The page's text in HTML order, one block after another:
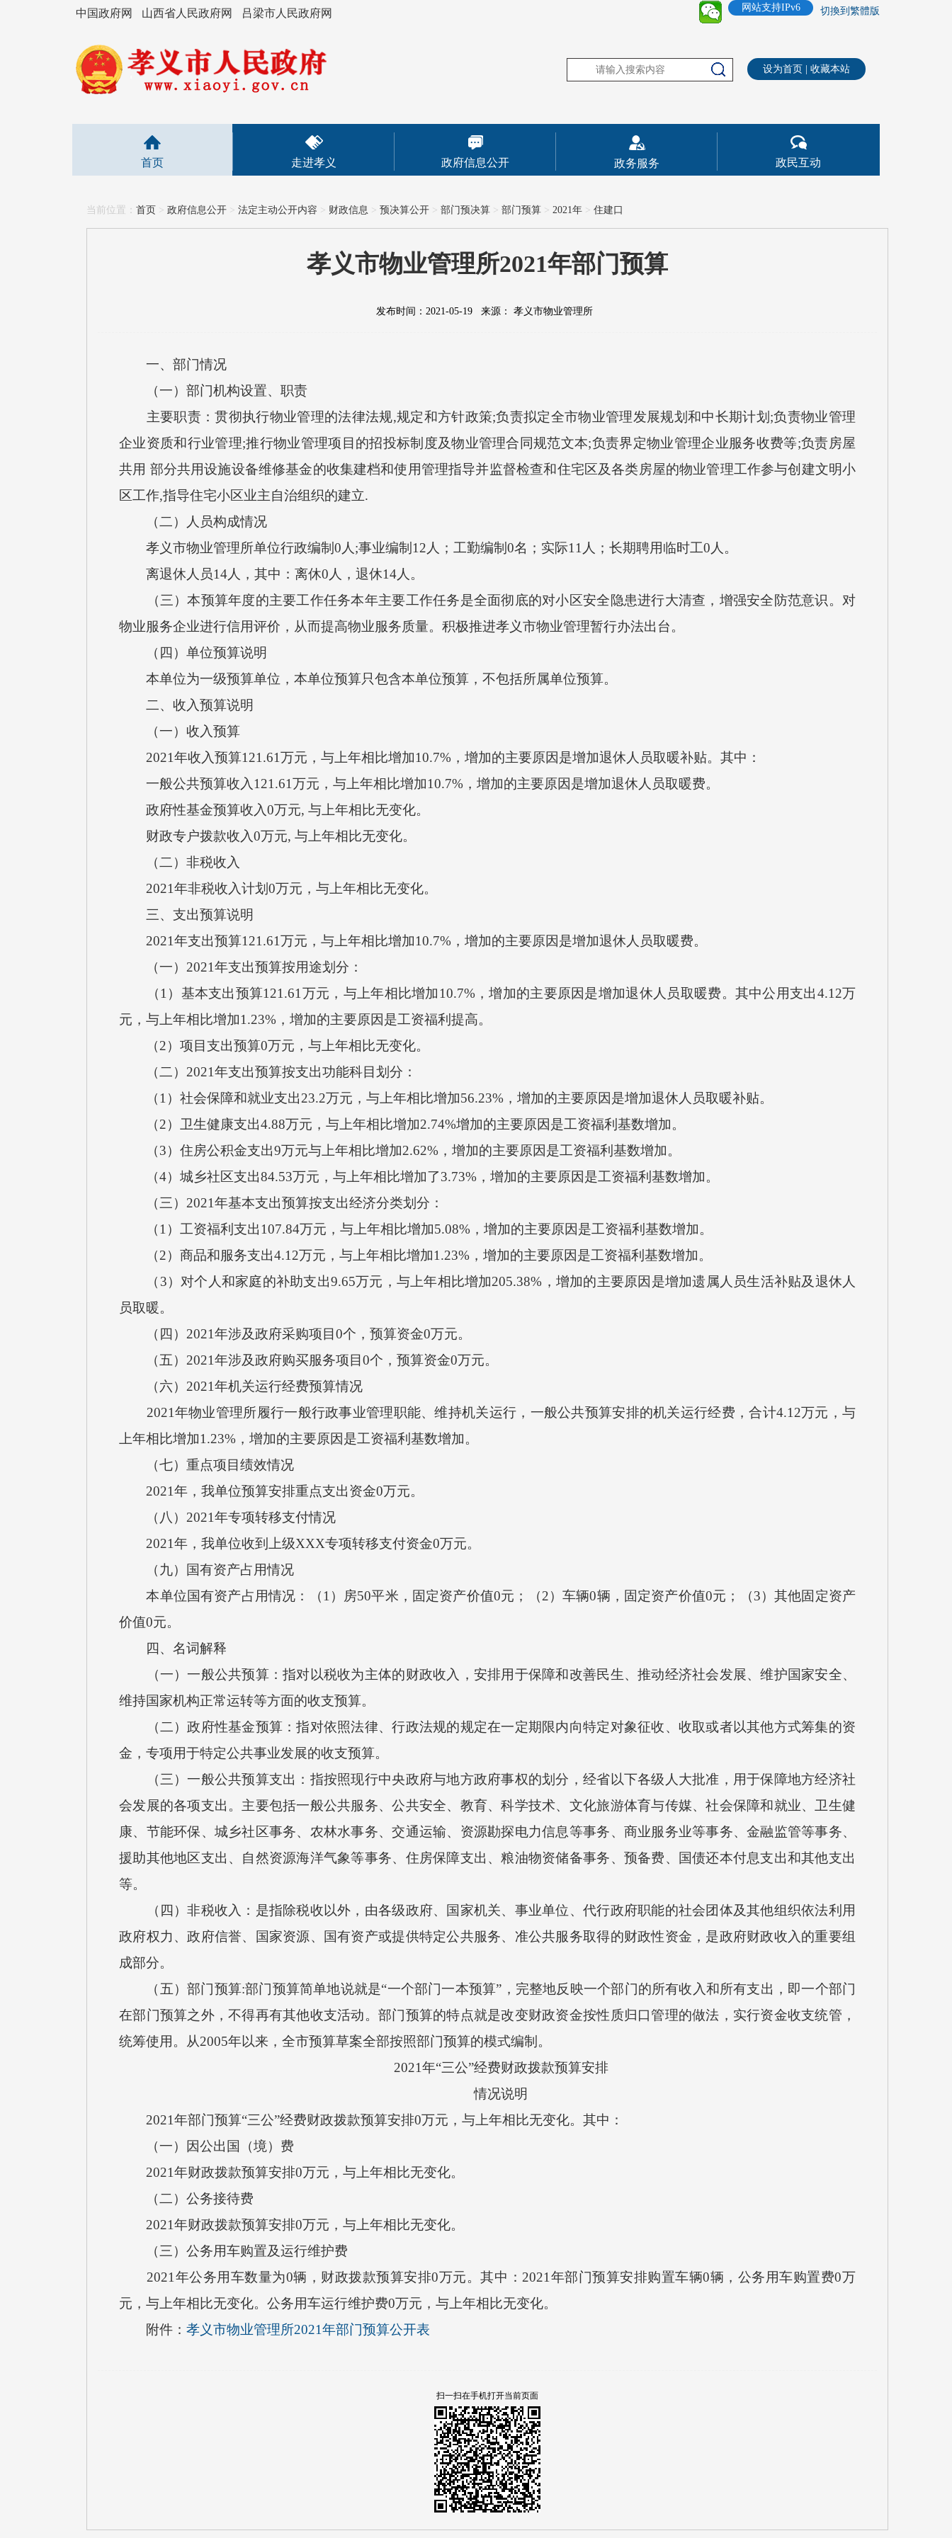
中国政府网 山西省人民政府网 吕梁市人民政府网 切換到繁體版
网站支持IPv6
设为首页 收藏本站
首页 走进孝义 政府信息公开 政务服务 政民互动
当前位置： 首页 > 政府信息公开 > 法定主动公开内容 > 财政信息 > 预决算公开 > 部门预决算 > 部门预算 > 2021年 > 住建口
孝义市物业管理所2021年部门预算
发布时间：2021-05-19 来源： 孝义市物业管理所
一、部门情况
（一）部门机构设置、职责
主要职责：贯彻执行物业管理的法律法规,规定和方针政策;负责拟定全市物业管理发展规划和中长期计划;负责物业管理
企业资质和行业管理;推行物业管理项目的招投标制度及物业管理合同规范文本;负责界定物业管理企业服务收费等;负责房屋
共用 部分共用设施设备维修基金的收集建档和使用管理指导并监督检查和住宅区及各类房屋的物业管理工作参与创建文明小
区工作,指导住宅小区业主自治组织的建立.
（二）人员构成情况
孝义市物业管理所单位行政编制0人;事业编制12人；工勤编制0名；实际11人；长期聘用临时工0人。
离退休人员14人，其中：离休0人，退休14人。
（三）本预算年度的主要工作任务本年主要工作任务是全面彻底的对小区安全隐患进行大清查，增强安全防范意识。对
物业服务企业进行信用评价，从而提高物业服务质量。积极推进孝义市物业管理暂行办法出台。
（四）单位预算说明
本单位为一级预算单位，本单位预算只包含本单位预算，不包括所属单位预算。
二、收入预算说明
（一）收入预算
2021年收入预算121.61万元，与上年相比增加10.7%，增加的主要原因是增加退休人员取暖补贴。其中：
一般公共预算收入121.61万元，与上年相比增加10.7%，增加的主要原因是增加退休人员取暖费。
政府性基金预算收入0万元, 与上年相比无变化。
财政专户拨款收入0万元, 与上年相比无变化。
（二）非税收入
2021年非税收入计划0万元，与上年相比无变化。
三、支出预算说明
2021年支出预算121.61万元，与上年相比增加10.7%，增加的主要原因是增加退休人员取暖费。
（一）2021年支出预算按用途划分：
（1）基本支出预算121.61万元，与上年相比增加10.7%，增加的主要原因是增加退休人员取暖费。其中公用支出4.12万
元，与上年相比增加1.23%，增加的主要原因是工资福利提高。
（2）项目支出预算0万元，与上年相比无变化。
（二）2021年支出预算按支出功能科目划分：
（1）社会保障和就业支出23.2万元，与上年相比增加56.23%，增加的主要原因是增加退休人员取暖补贴。
（2）卫生健康支出4.88万元，与上年相比增加2.74%增加的主要原因是工资福利基数增加。
（3）住房公积金支出9万元与上年相比增加2.62%，增加的主要原因是工资福利基数增加。
（4）城乡社区支出84.53万元，与上年相比增加了3.73%，增加的主要原因是工资福利基数增加。
（三）2021年基本支出预算按支出经济分类划分：
（1）工资福利支出107.84万元，与上年相比增加5.08%，增加的主要原因是工资福利基数增加。
（2）商品和服务支出4.12万元，与上年相比增加1.23%，增加的主要原因是工资福利基数增加。
（3）对个人和家庭的补助支出9.65万元，与上年相比增加205.38%，增加的主要原因是增加遗属人员生活补贴及退休人
员取暖。
（四）2021年涉及政府采购项目0个，预算资金0万元。
（五）2021年涉及政府购买服务项目0个，预算资金0万元。
（六）2021年机关运行经费预算情况
2021年物业管理所履行一般行政事业管理职能、维持机关运行，一般公共预算安排的机关运行经费，合计4.12万元，与
上年相比增加1.23%，增加的主要原因是工资福利基数增加。
（七）重点项目绩效情况
2021年，我单位预算安排重点支出资金0万元。
（八）2021年专项转移支付情况
2021年，我单位收到上级XXX专项转移支付资金0万元。
（九）国有资产占用情况
本单位国有资产占用情况：（1）房50平米，固定资产价值0元；（2）车辆0辆，固定资产价值0元；（3）其他固定资产
价值0元。
四、名词解释
（一）一般公共预算：指对以税收为主体的财政收入，安排用于保障和改善民生、推动经济社会发展、维护国家安全、
维持国家机构正常运转等方面的收支预算。
（二）政府性基金预算：指对依照法律、行政法规的规定在一定期限内向特定对象征收、收取或者以其他方式筹集的资
金，专项用于特定公共事业发展的收支预算。
（三）一般公共预算支出：指按照现行中央政府与地方政府事权的划分，经省以下各级人大批准，用于保障地方经济社
会发展的各项支出。主要包括一般公共服务、公共安全、教育、科学技术、文化旅游体育与传媒、社会保障和就业、卫生健
康、节能环保、城乡社区事务、农林水事务、交通运输、资源勘探电力信息等事务、商业服务业等事务、金融监管等事务、
援助其他地区支出、自然资源海洋气象等事务、住房保障支出、粮油物资储备事务、预备费、国债还本付息支出和其他支出
等。
（四）非税收入：是指除税收以外，由各级政府、国家机关、事业单位、代行政府职能的社会团体及其他组织依法利用
政府权力、政府信誉、国家资源、国有资产或提供特定公共服务、准公共服务取得的财政性资金，是政府财政收入的重要组
成部分。
（五）部门预算:部门预算简单地说就是“一个部门一本预算”，完整地反映一个部门的所有收入和所有支出，即一个部门
在部门预算之外，不得再有其他收支活动。部门预算的特点就是改变财政资金按性质归口管理的做法，实行资金收支统管，
统筹使用。从2005年以来，全市预算草案全部按照部门预算的模式编制。
2021年“三公”经费财政拨款预算安排
情况说明
2021年部门预算“三公”经费财政拨款预算安排0万元，与上年相比无变化。其中：
（一）因公出国（境）费
2021年财政拨款预算安排0万元，与上年相比无变化。
（二）公务接待费
2021年财政拨款预算安排0万元，与上年相比无变化。
（三）公务用车购置及运行维护费
2021年公务用车数量为0辆，财政拨款预算安排0万元。其中：2021年部门预算安排购置车辆0辆，公务用车购置费0万
元，与上年相比无变化。公务用车运行维护费0万元，与上年相比无变化。
附件： 孝义市物业管理所2021年部门预算公开表
扫一扫在手机打开当前页面